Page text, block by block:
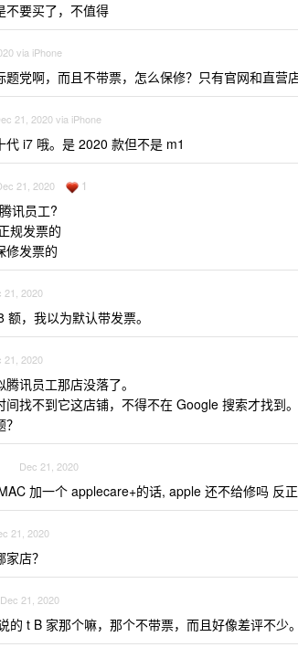
不要买了，不值得
via iPhone
题党啊，而且不带票，怎么保修？只有官网和直营
21, 2020 via iPhone
代 i7 哦。是 2020 款但不是 m1
21, 2020 1
讯员工?
规发票的
修发票的
21, 2020
额，我以为默认带发票。
21, 2020
讯员工那店没落了。
找不到它这店铺，不得不在 Google 搜索才找到。
Dec 21, 2020
加一个 applecare+的话, apple 还不给修吗 反
21, 2020
店？
Dec 21, 2020
的 t B 家那个嘛，那个不带票，而且好像差评不少。